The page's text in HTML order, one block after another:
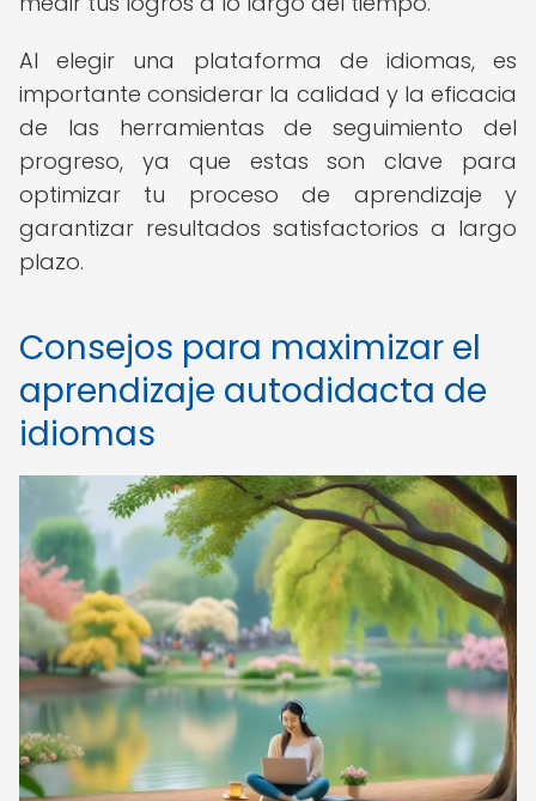
Al elegir una plataforma de idiomas, es
importante considerar la calidad y la eficacia
de las herramientas de seguimiento del
progreso, ya que estas son clave para
optimizar tu proceso de aprendizaje y
garantizar resultados satisfactorios a largo
plazo.
Consejos para maximizar el
aprendizaje autodidacta de
idiomas